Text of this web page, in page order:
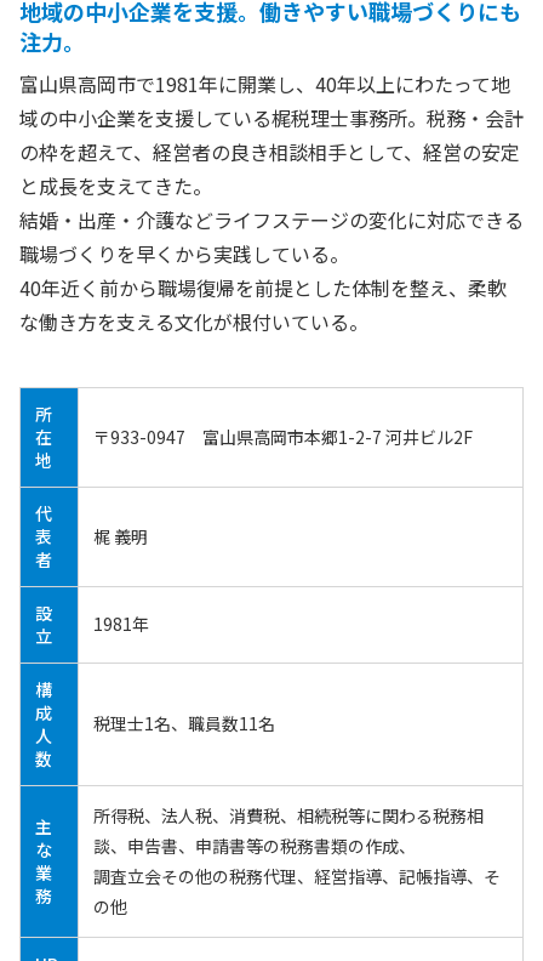
地域の中小企業を支援。働きやすい職場づくりにも
注力。
富山県高岡市で1981年に開業し、40年以上にわたって地
域の中小企業を支援している梶税理士事務所。税務・会計
の枠を超えて、経営者の良き相談相手として、経営の安定
と成長を支えてきた。
結婚・出産・介護などライフステージの変化に対応できる
職場づくりを早くから実践している。
40年近く前から職場復帰を前提とした体制を整え、柔軟
な働き方を支える文化が根付いている。
所
在
地
〒933-0947 富山県高岡市本郷1-2-7 河井ビル2F
代
表
者
梶 義明
設
立
1981年
構
成
人
数
税理士1名、職員数11名
主
な
業
務
所得税、法人税、消費税、相続税等に関わる税務相
談、申告書、申請書等の税務書類の作成、
調査立会その他の税務代理、経営指導、記帳指導、そ
の他